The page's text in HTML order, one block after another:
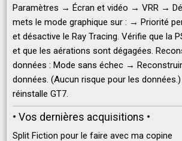
Paramètres → Écran et vidéo → VRR →
mets le mode graphique sur : → Priorité
et désactive le Ray Tracing. Vérifie que la
et que les aérations sont dégagées.
données : Mode sans échec →
données. (Aucun risque pour les
réinstalle GT7.
• Vos dernières acquisitions •
Split Fiction pour le faire avec ma copine